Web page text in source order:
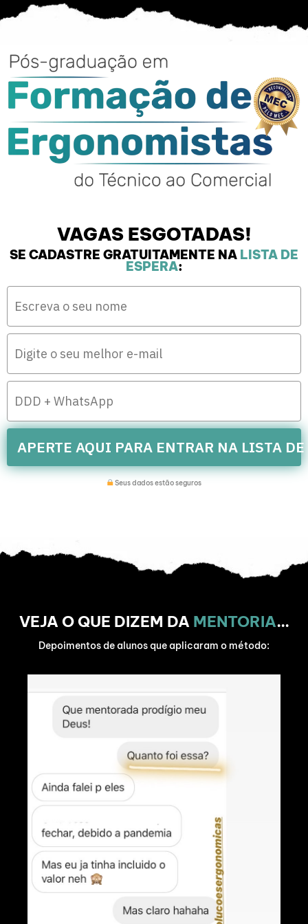
VAGAS ESGOTADAS!
SE CADASTRE GRATUITAMENTE NA LISTA DE
ESPERA:
APERTE AQUI PARA ENTRAR NA LISTA DE
Seus dados estão seguros
VEJA O QUE DIZEM DA MENTORIA...
Depoimentos de alunos que aplicaram o método: